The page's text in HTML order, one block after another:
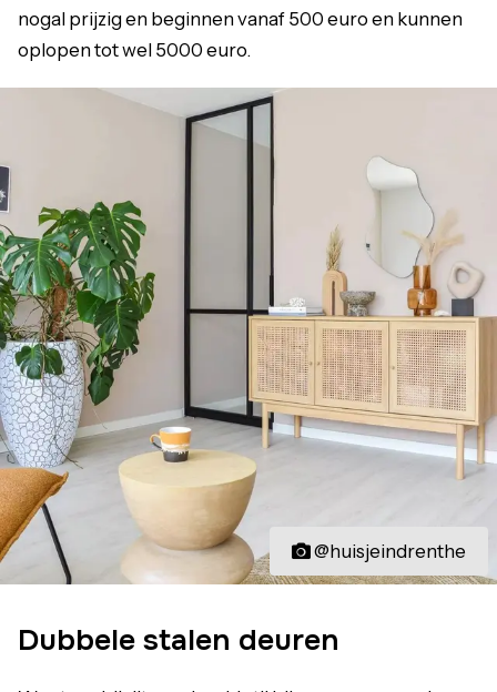
nogal prijzig en beginnen vanaf 500 euro en kunnen
oplopen tot wel 5000 euro.
@huisjeindrenthe
Dubbele stalen deuren